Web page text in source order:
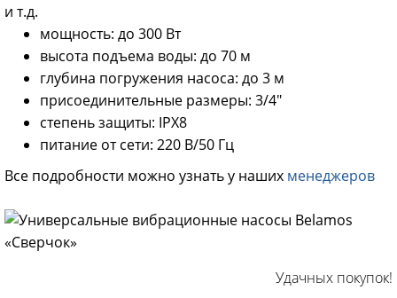
и т.д.
мощность: до 300 Вт
высота подъема воды: до 70 м
глубина погружения насоса: до 3 м
присоединительные размеры: 3/4"
степень защиты: IPX8
питание от сети: 220 В/50 Гц
Все подробности можно узнать у наших менеджеров
Удачных покупок!